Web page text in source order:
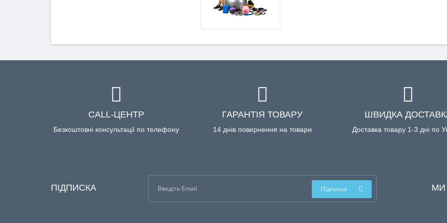
CALL-ЦЕНТР
Безкоштовні консультації по телефону
ГАРАНТІЯ ТОВАРУ
14 днів повернення на товари
ШВИДКА
Доставка товару 1-3 дні по
ПІДПИСКА Підписка МИ